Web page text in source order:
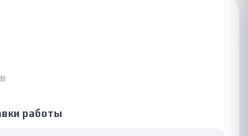
работы